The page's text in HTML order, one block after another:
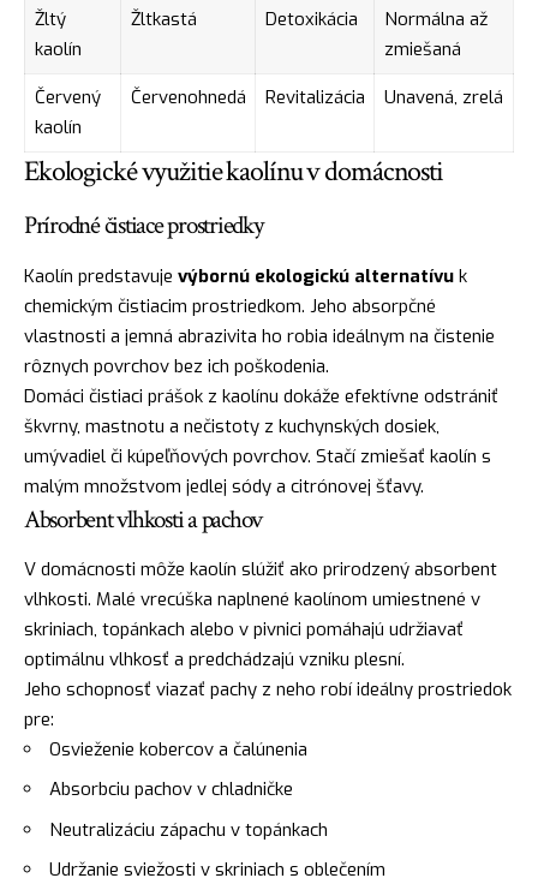
Žltý
kaolín
Žltkastá Detoxikácia
Normálna až
zmiešaná
Červený
kaolín
Červenohnedá Revitalizácia Unavená, zrelá
Ekologické využitie kaolínu v domácnosti
Prírodné čistiace prostriedky
Kaolín predstavuje výbornú ekologickú alternatívu k
chemickým čistiacim prostriedkom. Jeho absorpčné
vlastnosti a jemná abrazivita ho robia ideálnym na čistenie
rôznych povrchov bez ich poškodenia.
Domáci čistiaci prášok z kaolínu dokáže efektívne odstrániť
škvrny, mastnotu a nečistoty z kuchynských dosiek,
umývadiel či kúpeľňových povrchov. Stačí zmiešať kaolín s
malým množstvom jedlej sódy a citrónovej šťavy.
Absorbent vlhkosti a pachov
V domácnosti môže kaolín slúžiť ako prirodzený absorbent
vlhkosti. Malé vrecúška naplnené kaolínom umiestnené v
skriniach, topánkach alebo v pivnici pomáhajú udržiavať
optimálnu vlhkosť a predchádzajú vzniku plesní.
Jeho schopnosť viazať pachy z neho robí ideálny prostriedok
pre:
Osvieženie kobercov a čalúnenia
Absorbciu pachov v chladničke
Neutralizáciu zápachu v topánkach
Udržanie sviežosti v skriniach s oblečením